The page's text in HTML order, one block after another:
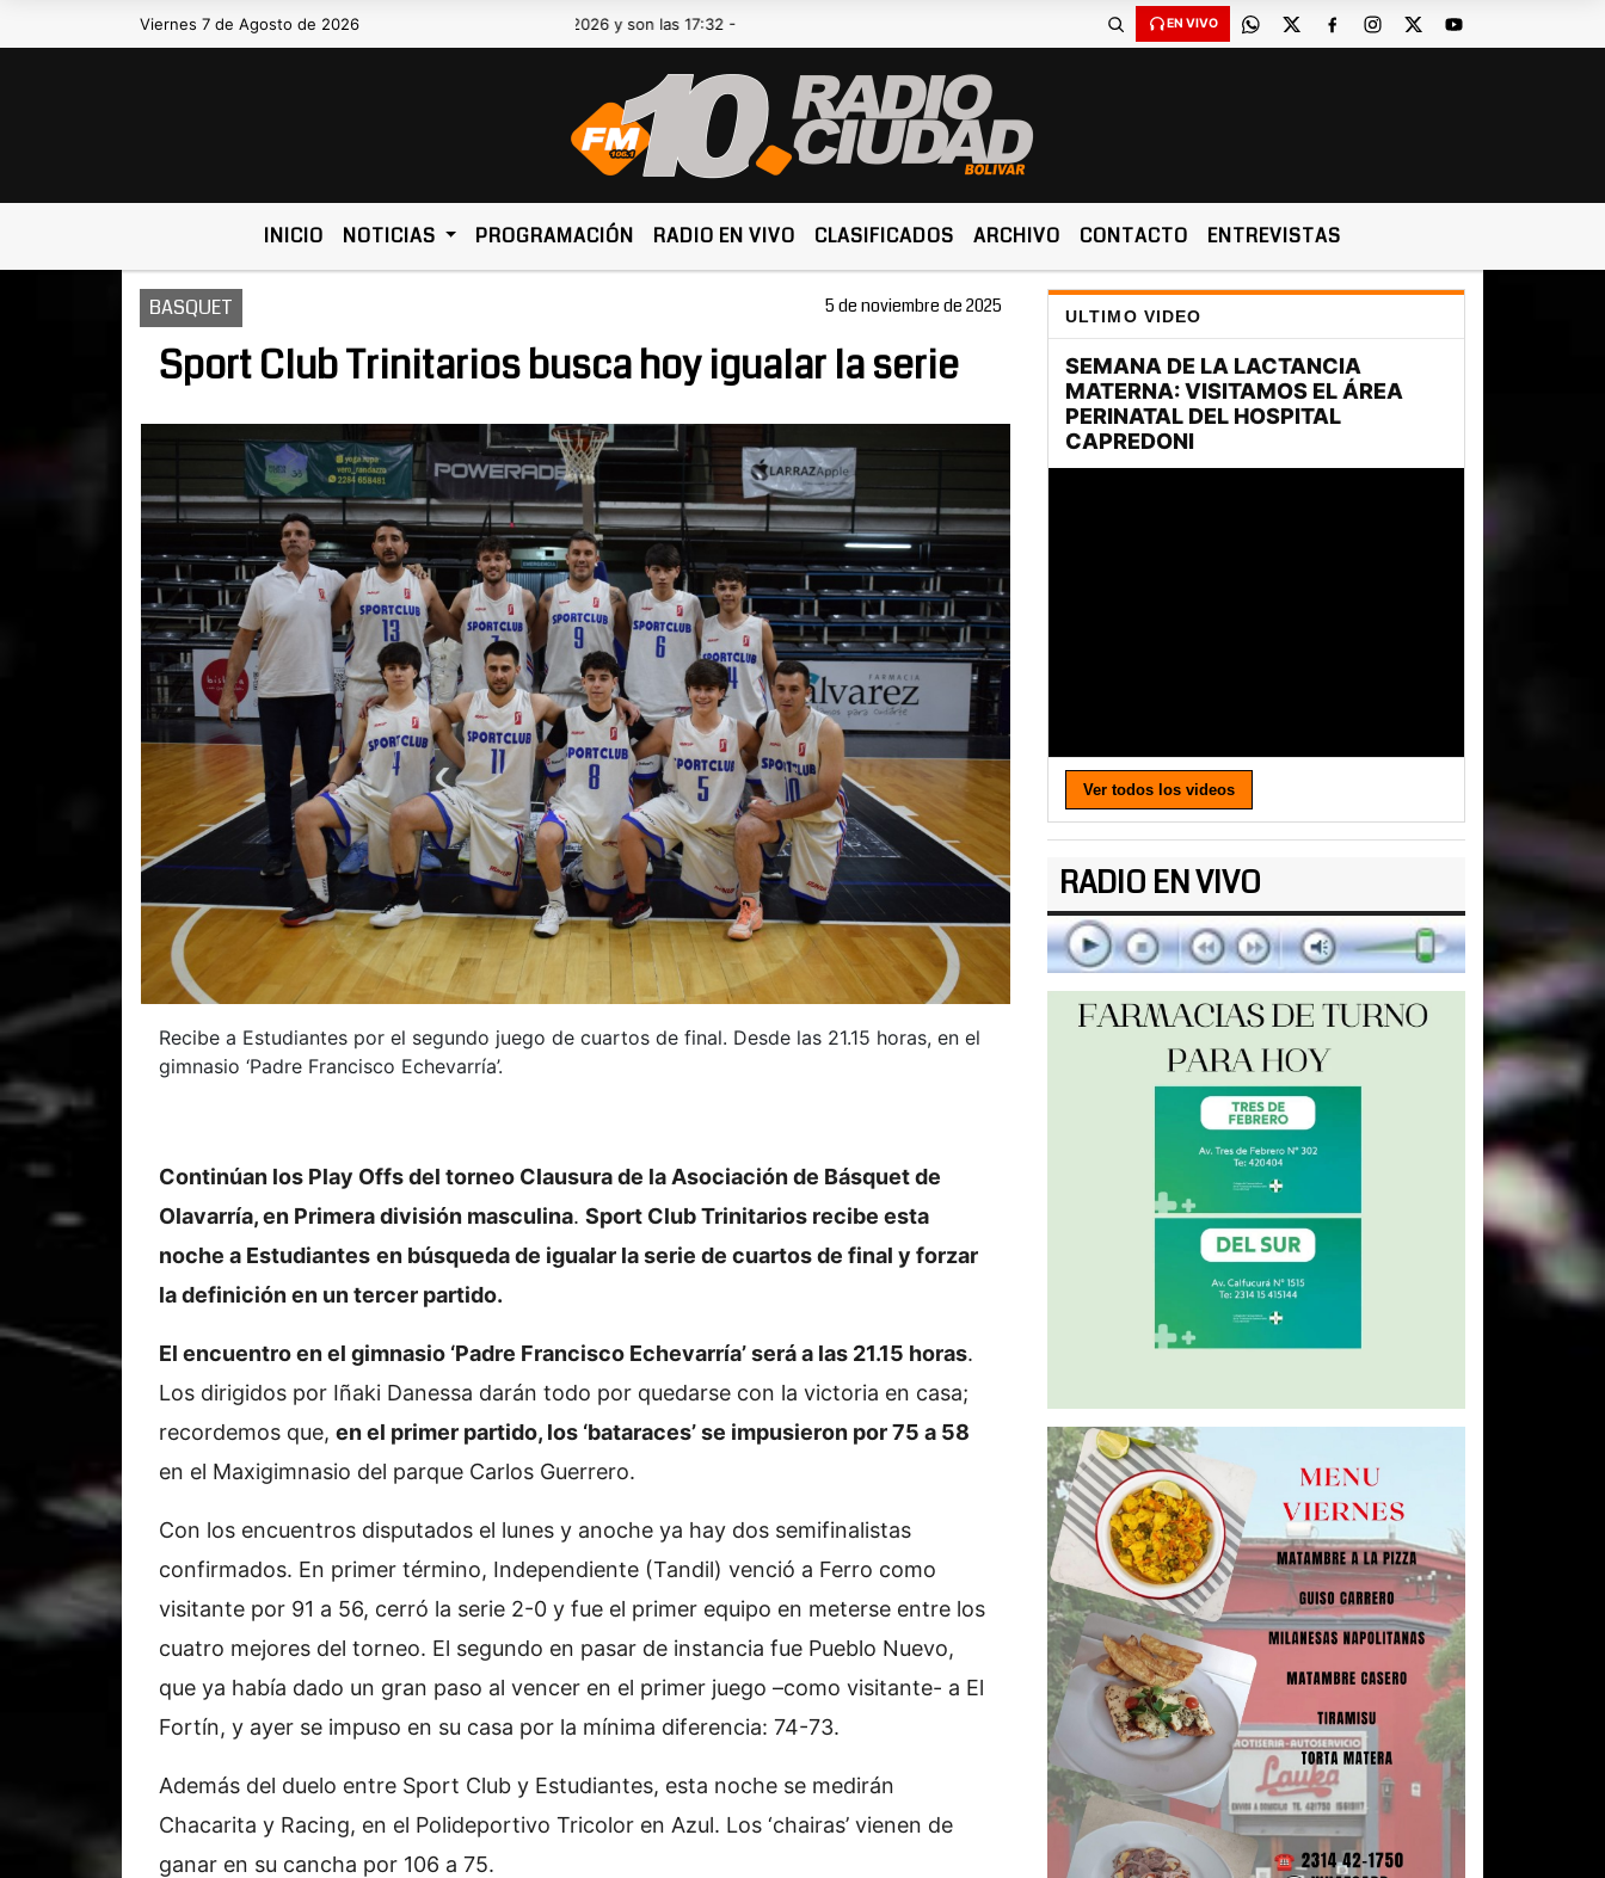
Viernes 7 de Agosto de 2026Hoy es Viernes 7 de Agosto de 2026 y son las 17:32 - EN VIVO
INICIO NOTICIAS PROGRAMACIÓN RADIO EN VIVO CLASIFICADOS ARCHIVO CONTACTO ENTREVISTAS
BASQUET 5 de noviembre de 2025
Sport Club Trinitarios busca hoy igualar la serie
Recibe a Estudiantes por el segundo juego de cuartos de final. Desde las 21.15 horas, en el
gimnasio ‘Padre Francisco Echevarría’.
Continúan los Play Offs del torneo Clausura de la Asociación de Básquet de
Olavarría, en Primera división masculina. Sport Club Trinitarios recibe esta
noche a Estudiantes en búsqueda de igualar la serie de cuartos de final y forzar
la definición en un tercer partido.
El encuentro en el gimnasio ‘Padre Francisco Echevarría’ será a las 21.15 horas.
Los dirigidos por Iñaki Danessa darán todo por quedarse con la victoria en casa;
recordemos que, en el primer partido, los ‘bataraces’ se impusieron por 75 a 58
en el Maxigimnasio del parque Carlos Guerrero.
Con los encuentros disputados el lunes y anoche ya hay dos semifinalistas
confirmados. En primer término, Independiente (Tandil) venció a Ferro como
visitante por 91 a 56, cerró la serie 2-0 y fue el primer equipo en meterse entre los
cuatro mejores del torneo. El segundo en pasar de instancia fue Pueblo Nuevo,
que ya había dado un gran paso al vencer en el primer juego –como visitante- a El
Fortín, y ayer se impuso en su casa por la mínima diferencia: 74-73.
Además del duelo entre Sport Club y Estudiantes, esta noche se medirán
Chacarita y Racing, en el Polideportivo Tricolor en Azul. Los ‘chairas’ vienen de
ganar en su cancha por 106 a 75.
ULTIMO VIDEO
Ver todos los videos
RADIO EN VIVO